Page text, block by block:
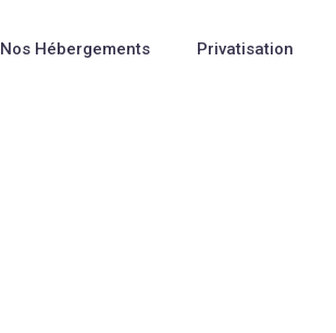
Nos Hébergements Privatisation